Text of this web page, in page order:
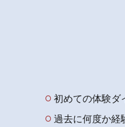
初めての体験ダ
過去に何度か経